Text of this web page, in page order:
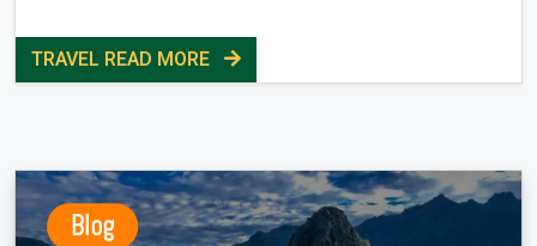
TRAVEL READ MORE
Blog